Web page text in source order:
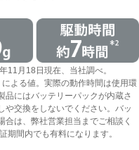
11月18日現在、当社調べ。
よる値。実際の動作時間は使用環
品にはバッテリーパックが内蔵さ
や交換をしないでください。バッ
は、弊社営業担当までご相談く
期間内でも有料になります。